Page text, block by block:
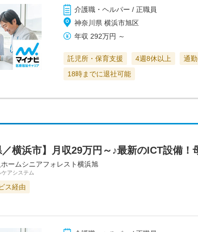
介護職・ヘルパー / 正職員
神奈川県 横浜市旭区
年収 292万円 ～
託児所・保育支援 4週8休以上 通
18時までに退社可能
／横浜市】月収29万円～♪最新のICT設備
ームシニアフォレスト横浜旭
アシステム
ス経由